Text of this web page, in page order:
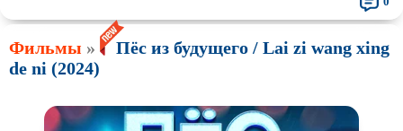
Фильмы »
Пёс из будущего / Lai zi wang xing
de ni (2024)